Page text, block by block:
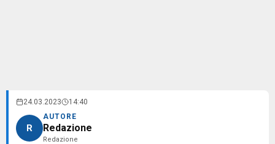
24.03.2023 14:40
R
AUTORE
Redazione
Redazione